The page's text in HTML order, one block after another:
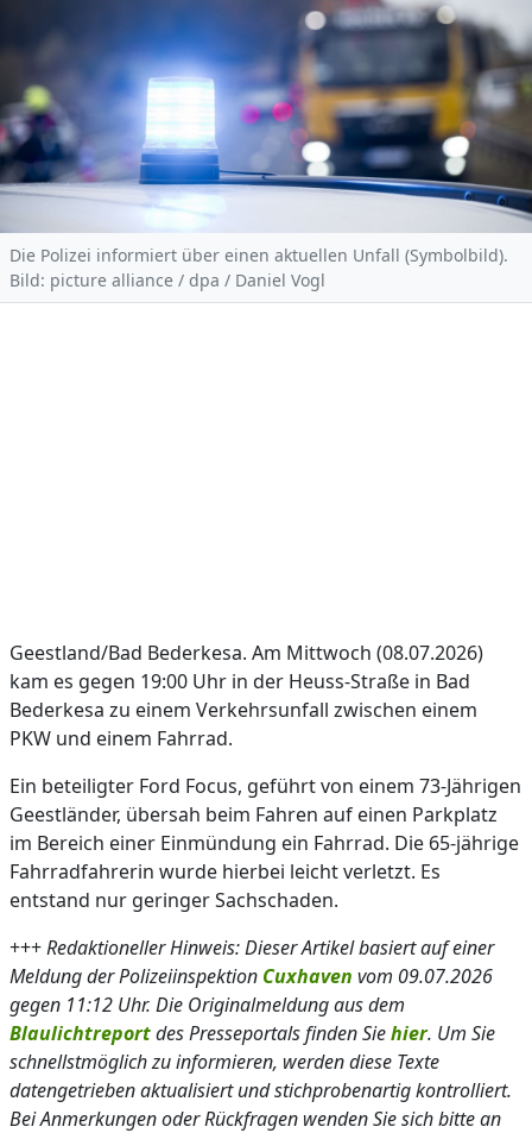
Die Polizei informiert über einen aktuellen Unfall (Symbolbild).
Bild: picture alliance / dpa / Daniel Vogl
Geestland/Bad Bederkesa. Am Mittwoch (08.07.2026)
kam es gegen 19:00 Uhr in der Heuss-Straße in Bad
Bederkesa zu einem Verkehrsunfall zwischen einem
PKW und einem Fahrrad.
Ein beteiligter Ford Focus, geführt von einem 73-Jährigen
Geestländer, übersah beim Fahren auf einen Parkplatz
im Bereich einer Einmündung ein Fahrrad. Die 65-jährige
Fahrradfahrerin wurde hierbei leicht verletzt. Es
entstand nur geringer Sachschaden.
+++Redaktioneller Hinweis: Dieser Artikel basiert auf einer
Meldung der Polizeiinspektion Cuxhaven vom 09.07.2026
gegen 11:12 Uhr. Die Originalmeldung aus dem
Blaulichtreportdes Presseportals finden Siehier. Um Sie
schnellstmöglich zu informieren, werden diese Texte
datengetrieben aktualisiert und stichprobenartig kontrolliert.
Bei Anmerkungen oder Rückfragen wenden Sie sich bitte an